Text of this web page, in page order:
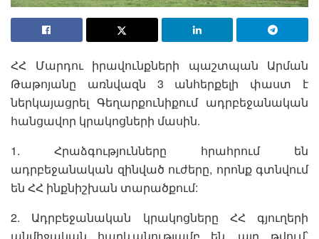
ՀՀ Մարդու իրավունքների պաշտպան Արման
Թաթոյանը առնվազն 3 անհերքելի փաստ է
ներկայացրել Գեղարքունիքում ադրբեջանական
հանցավոր կրակոցների մասին.
1. Հրաձգությունները հրահրում են
ադրբեջանական զինված ուժերը, որոնք գտնվում
են ՀՀ ինքնիշխան տարածքում:
2. Ադրբեջանական կրակոցները ՀՀ գյուղերի
անմիջական հարևանությամբ են, այդ թվում՝